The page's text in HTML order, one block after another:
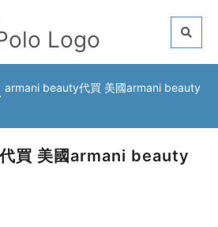
armani beauty代買 美國armani beauty
買 美國armani beauty